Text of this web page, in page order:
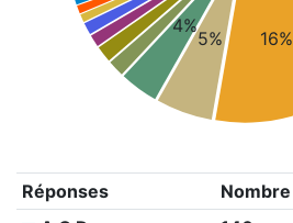
16%
5%
4%
Réponses Nombre